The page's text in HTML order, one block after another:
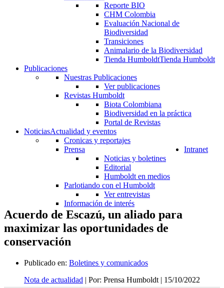
Reporte BIO
CHM Colombia
Evaluación Nacional de
Biodiversidad
Transiciones
Animalario de la Biodiversidad
Tienda HumboldtTienda Humboldt
Publicaciones
Nuestras Publicaciones
Ver publicaciones
Revistas Humboldt
Biota Colombiana
Biodiversidad en la práctica
Portal de Revistas
NoticiasActualidad y eventos
Cronicas y reportajes
Prensa
Noticias y boletines
Editorial
Humboldt en medios
Parlotiando con el Humboldt
Ver entrevistas
Información de interés
Intranet
Acuerdo de Escazú, un aliado para
maximizar las oportunidades de
conservación
Publicado en: Boletines y comunicados
Nota de actualidad | Por: Prensa Humboldt | 15/10/2022